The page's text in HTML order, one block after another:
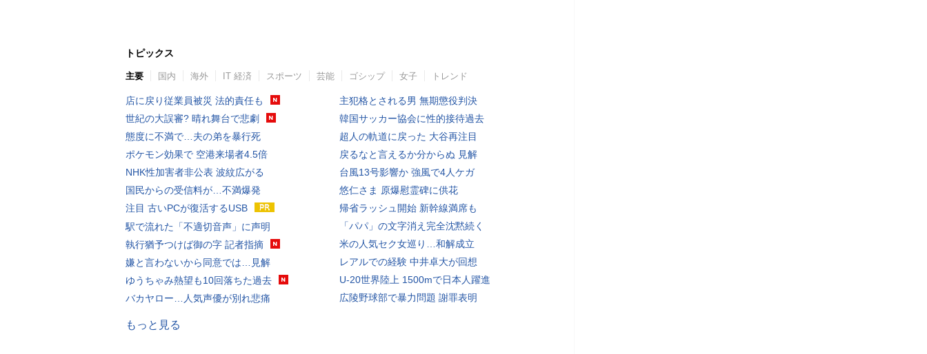
トピックス
主要 国内 海外 IT 経済 スポーツ 芸能 ゴシップ 女子 トレンド
店に戻り従業員被災 法的責任も
世紀の大誤審? 晴れ舞台で悲劇
態度に不満で…夫の弟を暴行死
ポケモン効果で 空港来場者4.5倍
NHK性加害者非公表 波紋広がる
国民からの受信料が…不満爆発
注目 古いPCが復活するUSB
駅で流れた「不適切音声」に声明
執行猶予つけば御の字 記者指摘
嫌と言わないから同意では…見解
ゆうちゃみ熱望も10回落ちた過去
バカヤロー…人気声優が別れ悲痛
主犯格とされる男 無期懲役判決
韓国サッカー協会に性的接待過去
超人の軌道に戻った 大谷再注目
戻るなと言えるか分からぬ 見解
台風13号影響か 強風で4人ケガ
悠仁さま 原爆慰霊碑に供花
帰省ラッシュ開始 新幹線満席も
「パパ」の文字消え完全沈黙続く
米の人気セク女巡り…和解成立
レアルでの経験 中井卓大が回想
U-20世界陸上 1500mで日本人躍進
広陵野球部で暴力問題 謝罪表明
もっと見る